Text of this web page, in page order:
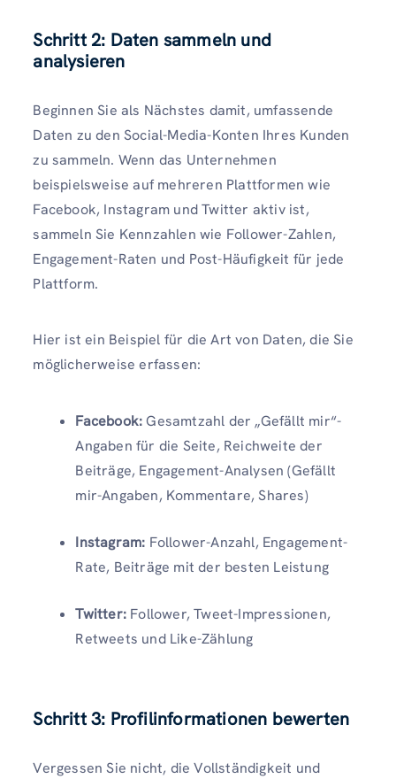
Schritt 2: Daten sammeln und
analysieren
Beginnen Sie als Nächstes damit, umfassende
Daten zu den Social-Media-Konten Ihres Kunden
zu sammeln. Wenn das Unternehmen
beispielsweise auf mehreren Plattformen wie
Facebook, Instagram und Twitter aktiv ist,
sammeln Sie Kennzahlen wie Follower-Zahlen,
Engagement-Raten und Post-Häufigkeit für jede
Plattform.
Hier ist ein Beispiel für die Art von Daten, die Sie
möglicherweise erfassen:
Facebook:Gesamtzahl der „Gefällt mir“-
Angaben für die Seite, Reichweite der
Beiträge, Engagement-Analysen (Gefällt
mir-Angaben, Kommentare, Shares)
Instagram: Follower-Anzahl, Engagement-
Rate, Beiträge mit der besten Leistung
Twitter: Follower, Tweet-Impressionen,
Retweets und Like-Zählung
Schritt 3: Profilinformationen bewerten
Vergessen Sie nicht, die Vollständigkeit und